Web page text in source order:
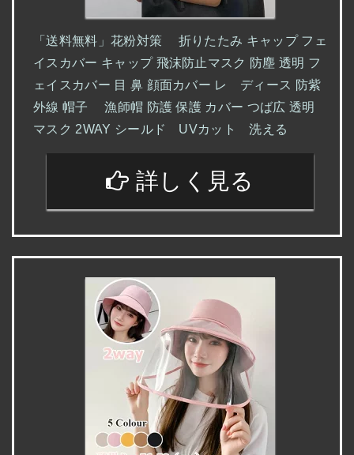
「送料無料」花粉対策 折りたたみ キャップ フェ
イスカバー キャップ 飛沫防止マスク 防塵 透明 フ
ェイスカバー 目 鼻 顔面カバー レ ディース 防紫
外線 帽子 漁師帽 防護 保護 カバー つば広 透明
マスク 2WAY シールド UVカット 洗える
詳しく見る